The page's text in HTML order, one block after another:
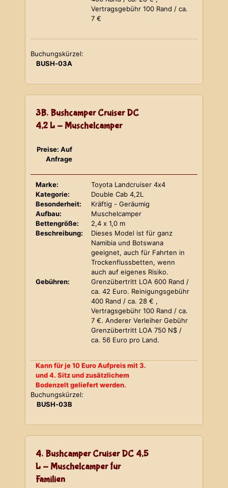
Vertragsgebühr 100 Rand / ca.
7 €
Buchungskürzel:
BUSH-03A
3B. Bushcamper Cruiser DC
4,2 L - Muschelcamper
Preise: Auf
Anfrage
Marke:
Toyota Landcruiser 4x4
Kategorie:
Double Cab 4,2L
Besonderheit:
Kräftig - Geräumig
Aufbau:
Muschelcamper
Bettengröße:
2,4 x 1,0 m
Beschreibung:
Dieses Model ist für ganz
Namibia und Botswana
geeignet, auch für Fahrten in
Trockenflussbetten, wenn
auch auf eigenes Risiko.
Gebühren:
Grenzübertritt LOA 600 Rand /
ca. 42 Euro. Reinigungsgebühr
400 Rand / ca. 28 € ,
Vertragsgebühr 100 Rand / ca.
7 €. Anderer Verleiher Gebühr
Grenzübertritt LOA 750 N$ /
ca. 56 Euro pro Land.
Kann für je 10 Euro Aufpreis mit 3.
und 4. Sitz und zusätzlichem
Bodenzelt geliefert werden.
Buchungskürzel:
BUSH-03B
4. Bushcamper Cruiser DC 4,5
L - Muschelcamper für
Familien